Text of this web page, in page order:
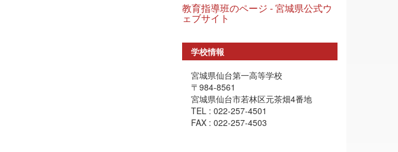
教育指導班のページ - 宮城県公式ウ
ェブサイト
学校情報
宮城県仙台第一高等学校
〒984-8561
宮城県仙台市若林区元茶畑4番地
TEL : 022-257-4501
FAX : 022-257-4503